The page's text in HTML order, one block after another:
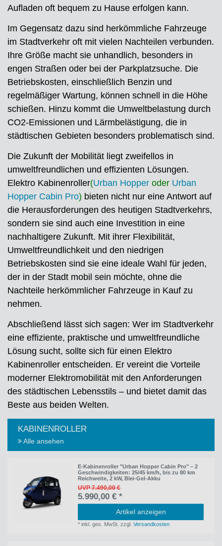
Aufladen oft bequem zu Hause erfolgen kann.
Im Gegensatz dazu sind herkömmliche Fahrzeuge
im Stadtverkehr oft mit vielen Nachteilen verbunden.
Ihre Größe macht sie unhandlich, besonders in
engen Straßen oder bei der Parkplatzsuche. Die
Betriebskosten, einschließlich Benzin und
regelmäßiger Wartung, können schnell in die Höhe
schießen. Hinzu kommt die Umweltbelastung durch
CO2-Emissionen und Lärmbelästigung, die in
städtischen Gebieten besonders problematisch sind.
Die Zukunft der Mobilität liegt zweifellos in
umweltfreundlichen und effizienten Lösungen.
Elektro Kabinenroller(Urban Hopper oder Urban
Hopper Cabin Pro) bieten nicht nur eine Antwort auf
die Herausforderungen des heutigen Stadtverkehrs,
sondern sie sind auch eine Investition in eine
nachhaltigere Zukunft. Mit ihrer Flexibilität,
Umweltfreundlichkeit und den niedrigen
Betriebskosten sind sie eine ideale Wahl für jeden,
der in der Stadt mobil sein möchte, ohne die
Nachteile herkömmlicher Fahrzeuge in Kauf zu
nehmen.
Abschließend lässt sich sagen: Wer im Stadtverkehr
eine effiziente, praktische und umweltfreundliche
Lösung sucht, sollte sich für einen Elektro
Kabinenroller entscheiden. Er vereint die Vorteile
moderner Elektromobilität mit den Anforderungen
des städtischen Lebensstils – und bietet damit das
Beste aus beiden Welten.
KABINENROLLER
Alle ansehen
E-Kabinenroller "Urban Hopper Cabin Pro" – 2
Geschwindigkeiten: 25/45 km/h, bis zu 80 km
Reichweite, 2 kW, Blei-Gel-Akku
UVP 7.490,00 €
5.990,00 € *
Artikel anzeigen
*inkl. ges. MwSt. zzgl.Versandkosten